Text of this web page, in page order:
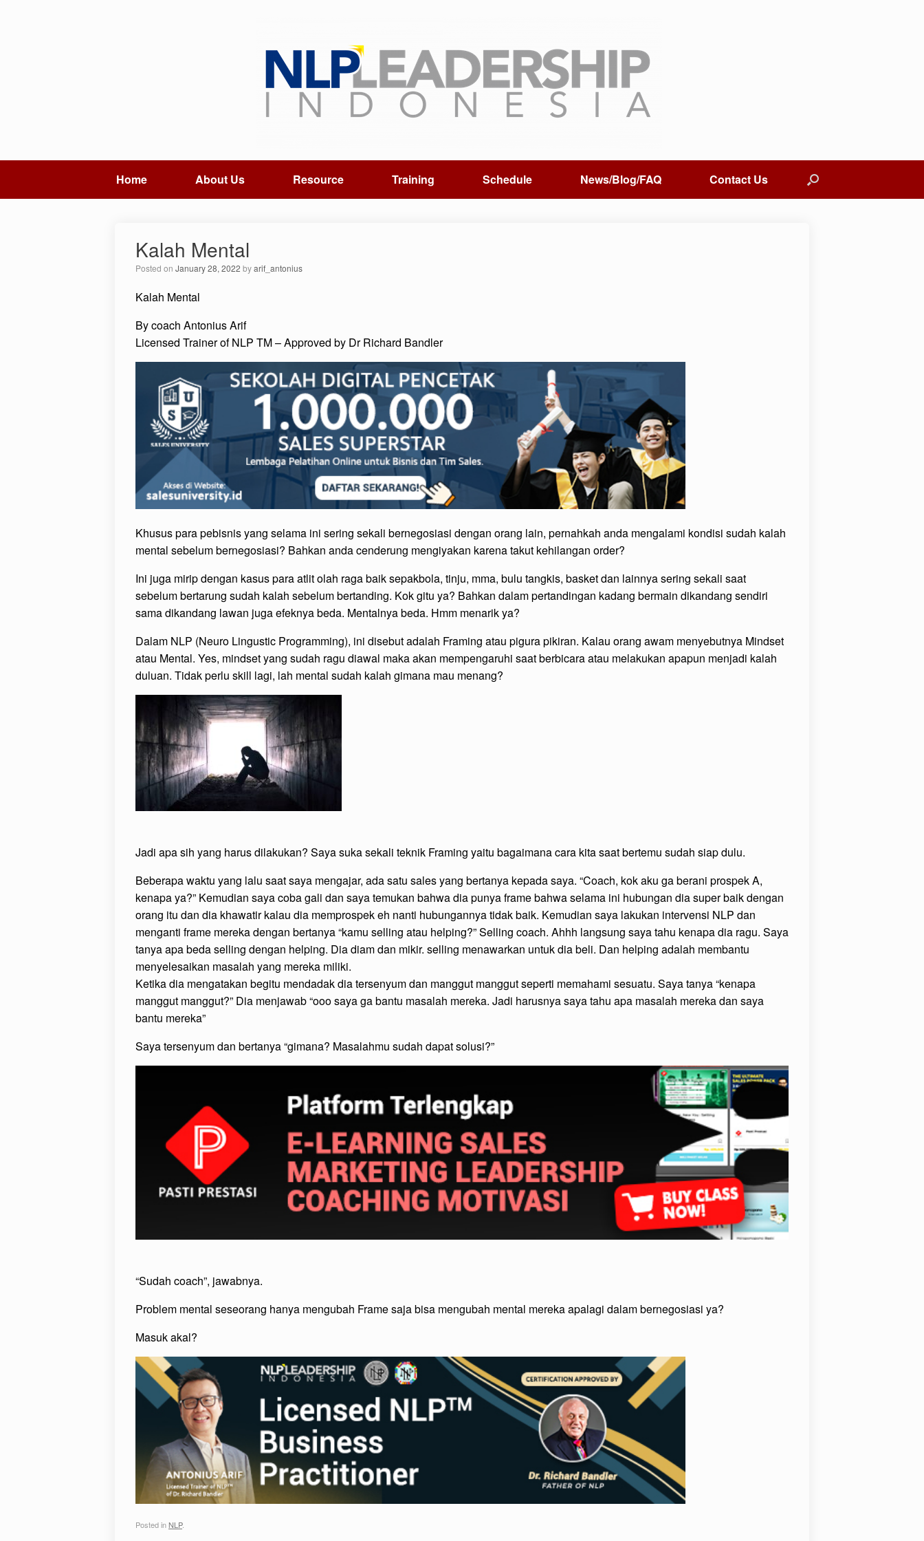
Home About Us Resource Training Schedule News/Blog/FAQ Contact Us
Kalah Mental
Posted on January 28, 2022 byarif_antonius
Kalah Mental
By coach Antonius Arif
Licensed Trainer of NLP TM – Approved by Dr Richard Bandler
Khusus para pebisnis yang selama ini sering sekali bernegosiasi dengan orang lain, pernahkah anda mengalami kondisi sudah kalah
mental sebelum bernegosiasi? Bahkan anda cenderung mengiyakan karena takut kehilangan order?
Ini juga mirip dengan kasus para atlit olah raga baik sepakbola, tinju, mma, bulu tangkis, basket dan lainnya sering sekali saat
sebelum bertarung sudah kalah sebelum bertanding. Kok gitu ya? Bahkan dalam pertandingan kadang bermain dikandang sendiri
sama dikandang lawan juga efeknya beda. Mentalnya beda. Hmm menarik ya?
Dalam NLP (Neuro Lingustic Programming), ini disebut adalah Framing atau pigura pikiran. Kalau orang awam menyebutnya Mindset
atau Mental. Yes, mindset yang sudah ragu diawal maka akan mempengaruhi saat berbicara atau melakukan apapun menjadi kalah
duluan. Tidak perlu skill lagi, lah mental sudah kalah gimana mau menang?
Jadi apa sih yang harus dilakukan? Saya suka sekali teknik Framing yaitu bagaimana cara kita saat bertemu sudah siap dulu.
Beberapa waktu yang lalu saat saya mengajar, ada satu sales yang bertanya kepada saya. “Coach, kok aku ga berani prospek A,
kenapa ya?” Kemudian saya coba gali dan saya temukan bahwa dia punya frame bahwa selama ini hubungan dia super baik dengan
orang itu dan dia khawatir kalau dia memprospek eh nanti hubungannya tidak baik. Kemudian saya lakukan intervensi NLP dan
menganti frame mereka dengan bertanya “kamu selling atau helping?” Selling coach. Ahhh langsung saya tahu kenapa dia ragu. Saya
tanya apa beda selling dengan helping. Dia diam dan mikir. selling menawarkan untuk dia beli. Dan helping adalah membantu
menyelesaikan masalah yang mereka miliki.
Ketika dia mengatakan begitu mendadak dia tersenyum dan manggut manggut seperti memahami sesuatu. Saya tanya “kenapa
manggut manggut?” Dia menjawab “ooo saya ga bantu masalah mereka. Jadi harusnya saya tahu apa masalah mereka dan saya
bantu mereka”
Saya tersenyum dan bertanya “gimana? Masalahmu sudah dapat solusi?”
“Sudah coach”, jawabnya.
Problem mental seseorang hanya mengubah Frame saja bisa mengubah mental mereka apalagi dalam bernegosiasi ya?
Masuk akal?
Posted in NLP.